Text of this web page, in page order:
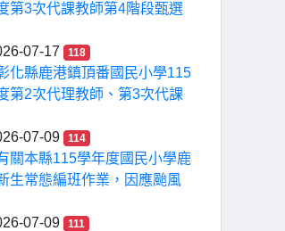
第3次代課教師第4階段甄選
07-17
118
化縣鹿港鎮頂番國民小學115
第2次代理教師、第3次代課
07-09
114
關本縣115學年度國民小學鹿
生常態編班作業，因應颱風
07-09
111